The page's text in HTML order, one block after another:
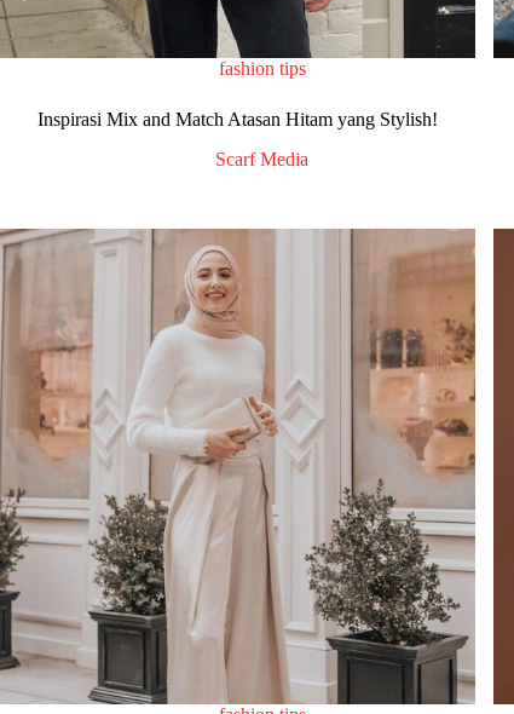
fashion tips
Inspirasi Mix and Match Atasan Hitam yang Stylish!
Scarf Media